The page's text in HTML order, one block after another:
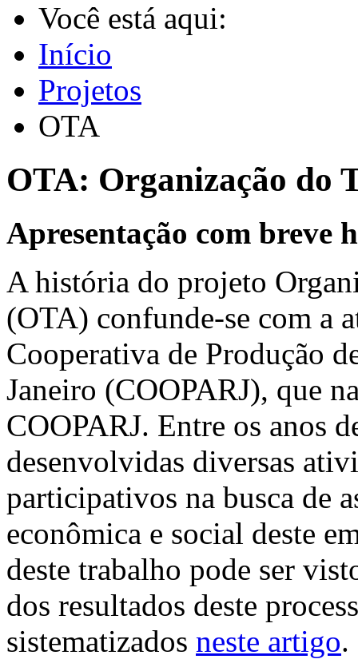
Você está aqui:
Início
Projetos
OTA
OTA: Organização do
Apresentação com breve
A história do projeto
(OTA) confunde-se com a
Cooperativa de Produção
Janeiro (COOPARJ), que
COOPARJ. Entre os anos
desenvolvidas diversas
participativos na busca de
econômica e social deste
deste trabalho pode ser
dos resultados deste
sistematizados neste artigo.